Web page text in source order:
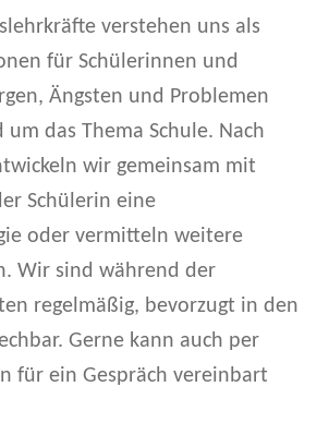
verstehen uns als
für Schülerinnen und
Ängsten und Problemen
das Thema Schule. Nach
wir gemeinsam mit
Schülerin eine
oder vermitteln weitere
Wir sind während der
regelmäßig, bevorzugt in den
Gerne kann auch per
für ein Gespräch vereinbart